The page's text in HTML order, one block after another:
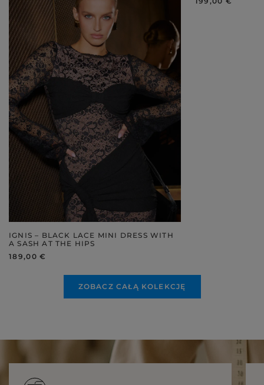
IGNIS – BLACK LACE MINI DRESS WITH
A SASH AT THE HIPS
189,00 €
ZOBACZ CAŁĄ KOLEKCJĘ